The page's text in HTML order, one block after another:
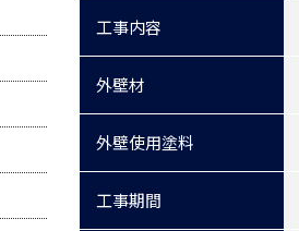
工事内容
外壁材
外壁使用塗料
工事期間